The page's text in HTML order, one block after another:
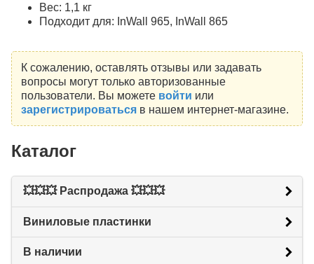
Вес: 1,1 кг
Подходит для: InWall 965, InWall 865
К сожалению, оставлять отзывы или задавать
вопросы могут только авторизованные
пользователи. Вы можете войти или
зарегистрироватьсяв нашем интернет-магазине.
Каталог
💥💥💥 Распродажа 💥💥💥
Виниловые пластинки
В наличии